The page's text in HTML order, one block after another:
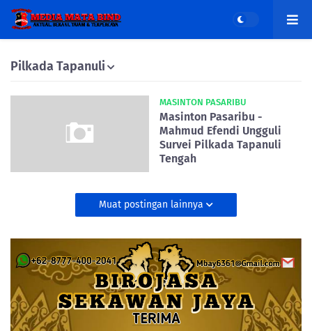
Pilkada Tapanuli
MASINTON PASARIBU
Masinton Pasaribu -
Mahmud Efendi Ungguli
Survei Pilkada Tapanuli
Tengah
Muat postingan lainnya